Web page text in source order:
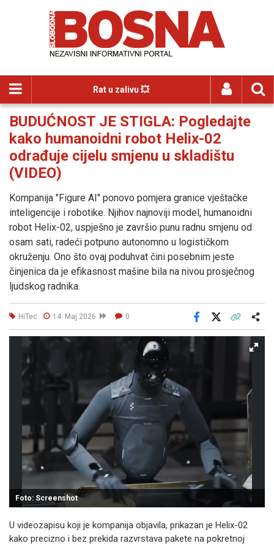
Rat u zalivu 💥
BUDUĆNOST JE STIGLA: Pogledajte
kako humanoidni robot Helix-02
odrađuje cijelu smjenu u skladištu
(VIDEO)
Kompanija "Figure AI" ponovo pomjera granice vještačke
inteligencije i robotike. Njihov najnoviji model, humanoidni
robot Helix-02, uspješno je završio punu radnu smjenu od
osam sati, radeći potpuno autonomno u logističkom
okruženju. Ono što ovaj poduhvat čini posebnim jeste
činjenica da je efikasnost mašine bila na nivou prosječnog
ljudskog radnika.
HiTec 14. Maj 2026 0
Facebook
Foto: Screenshot
U videozapisu koji je kompanija objavila, prikazan je Helix-02
kako precizno i bez prekida razvrstava pakete na pokretnoj